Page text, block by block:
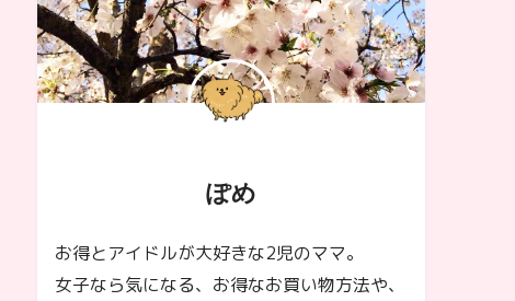
ぽめ
お得とアイドルが大好きな2児のママ。
女子なら気になる、お得なお買い物方法や、